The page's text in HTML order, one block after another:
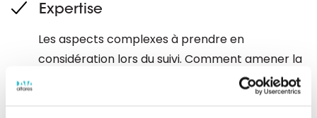
Expertise
Les aspects complexes à prendre en
considération lors du suivi. Comment amener la